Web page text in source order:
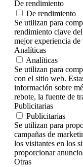
De rendimiento
De rendimiento
Se utilizan para
rendimiento clave
mejor experiencia de
Analíticas
Analíticas
Se utilizan para
con el sitio web.
información sobre
rebote, la fuente de
Publicitarias
Publicitarias
Se utilizan para
campañas de
los visitantes en los
proporcionar
Otras